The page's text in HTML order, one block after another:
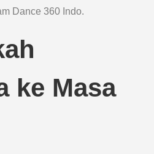
Dance 360 Indo.
ke Masa